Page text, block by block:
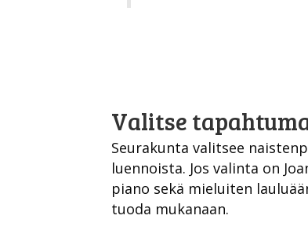
Valitse
Seurakunta valitsee
luennoista. Jos valinta on
piano sekä mieluiten
tuoda mukanaan.